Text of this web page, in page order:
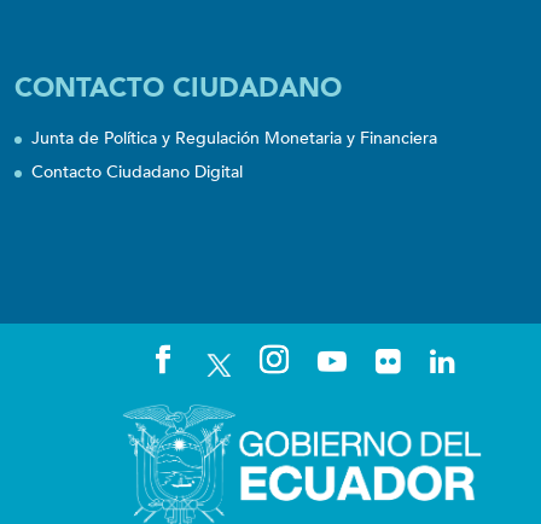
CONTACTO CIUDADANO
Junta de Política y Regulación Monetaria y Financiera
Contacto Ciudadano Digital